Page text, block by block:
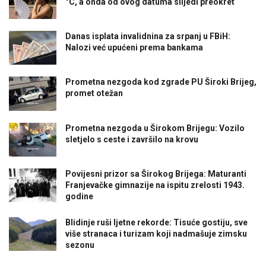
Danas isplata invalidnina za srpanj u FBiH:
Nalozi već upućeni prema bankama
Prometna nezgoda kod zgrade PU Široki Brijeg,
promet otežan
Prometna nezgoda u Širokom Brijegu: Vozilo
sletjelo s ceste i završilo na krovu
Povijesni prizor sa Širokog Brijega: Maturanti
Franjevačke gimnazije na ispitu zrelosti 1943.
godine
Blidinje ruši ljetne rekorde: Tisuće gostiju, sve
više stranaca i turizam koji nadmašuje zimsku
sezonu